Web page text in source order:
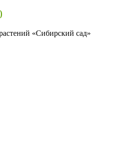
«Сибирский сад»